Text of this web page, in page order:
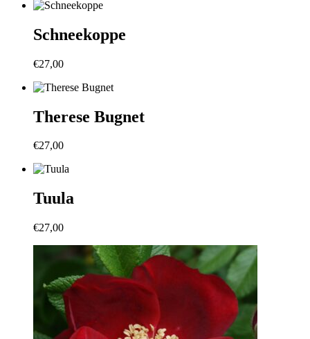
Schneekoppe
€27,00
Therese Bugnet
€27,00
Tuula
€27,00